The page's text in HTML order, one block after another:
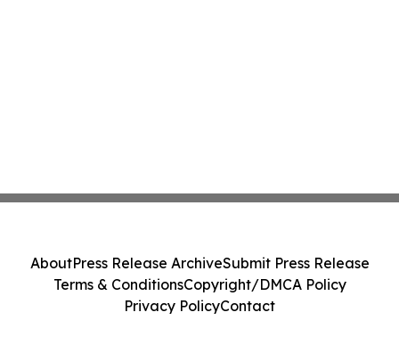
AboutPress Release ArchiveSubmit Press Release
Terms & ConditionsCopyright/DMCA Policy
Privacy PolicyContact